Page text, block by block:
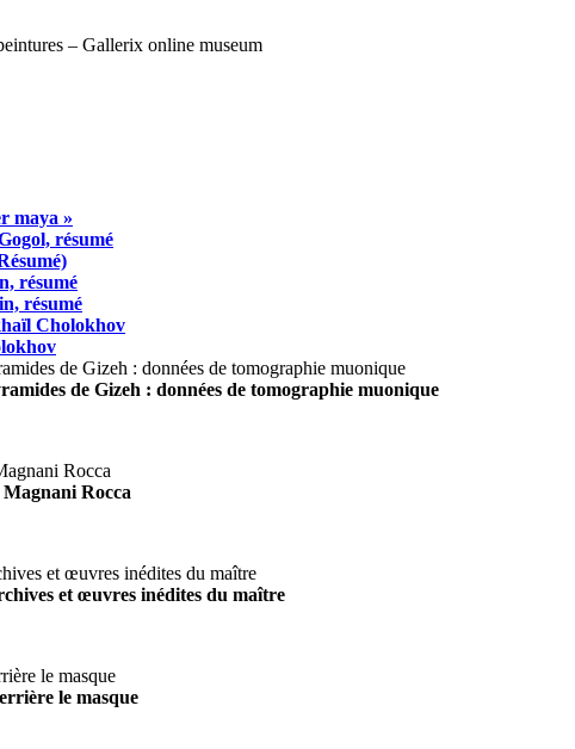
maya »
résumé
résumé
résumé
Cholokhov
de Gizeh : données de tomographie muonique
Rocca
et œuvres inédites du maître
le masque